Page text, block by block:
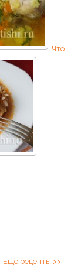
Что
Еще рецепты >>